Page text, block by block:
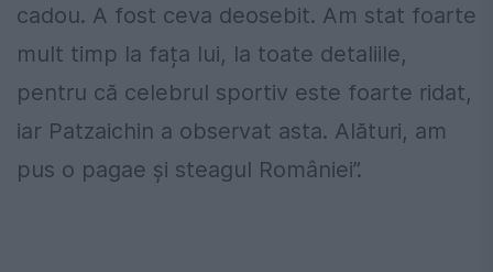
cadou. A fost ceva deosebit. Am stat foarte
mult timp la fața lui, la toate detaliile,
pentru că celebrul sportiv este foarte ridat,
iar Patzaichin a observat asta. Alături, am
pus o pagae și steagul României”.